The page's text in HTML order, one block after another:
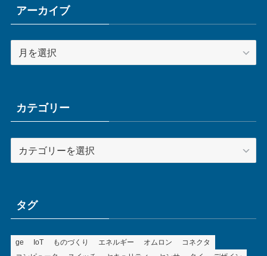
アーカイブ
ー
ブカテゴリー
ータグ
ge IoT ものづくり エネルギー オムロン
コネクタ